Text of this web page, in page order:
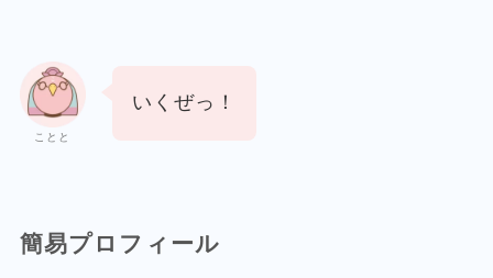
ことと
いくぜっ！
簡易プロフィール